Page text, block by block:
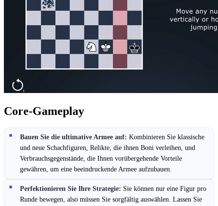
Core-Gameplay
Bauen Sie die ultimative Armee auf: Kombinieren Sie klassische
und neue Schachfiguren, Relikte, die ihnen Boni verleihen, und
Verbrauchsgegenstände, die Ihnen vorübergehende Vorteile
gewähren, um eine beeindruckende Armee aufzubauen.
Perfektionieren Sie Ihre Strategie: Sie können nur eine Figur pro
Runde bewegen, also müssen Sie sorgfältig auswählen. Lassen Sie